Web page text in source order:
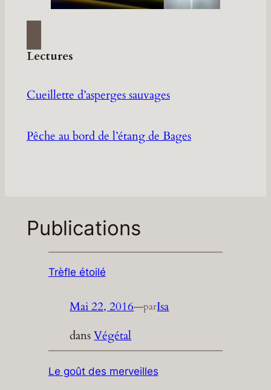
Lectures
Cueillette d’asperges sauvages
Pêche au bord de l’étang de Bages
Publications
Trèfle étoilé
Mai 22, 2016—parIsa
dansVégétal
Le goût des merveilles